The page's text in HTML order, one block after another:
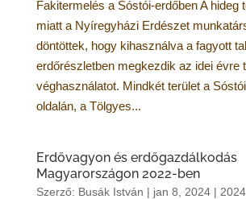
Fakitermelés a Sóstói-erdőben A hideg
miatt a Nyíregyházi Erdészet
döntöttek, hogy kihasználva a fagyott
erdőrészletben megkezdik az idei évre
véghasználatot. Mindkét terület a
oldalán, a Tölgyes...
Erdővagyon és erdőgazdálkodás
Magyarországon 2022-ben
Szerző: Busák István | jan 8, 2024| 2024,